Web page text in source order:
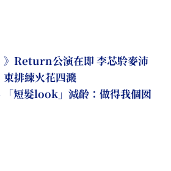
》Return公演在即 李芯駖麥沛
東排練火花四濺
「短髮look」減齡：做得我個囡